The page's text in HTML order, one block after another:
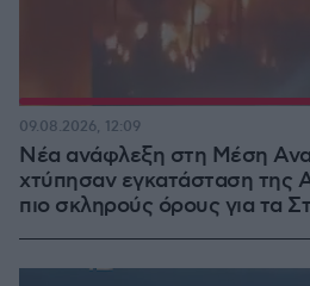
Loaded
Νέα ανάφλεξη στη Μέση
χτύπησαν εγκατάσταση της
πιο σκληρούς όρους για τα
09.08.2026, 12:09